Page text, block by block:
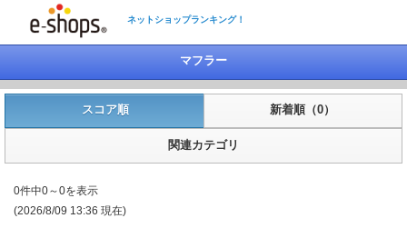
ネットショップランキング！
マフラー
スコア順 新着順（0）
関連カテゴリ
0件中0～0を表示
(2026/8/09 13:36 現在)